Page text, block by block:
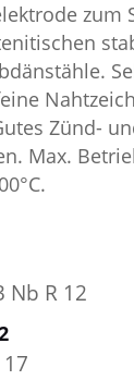
zum
Zünd-
Max.
Nb R 12